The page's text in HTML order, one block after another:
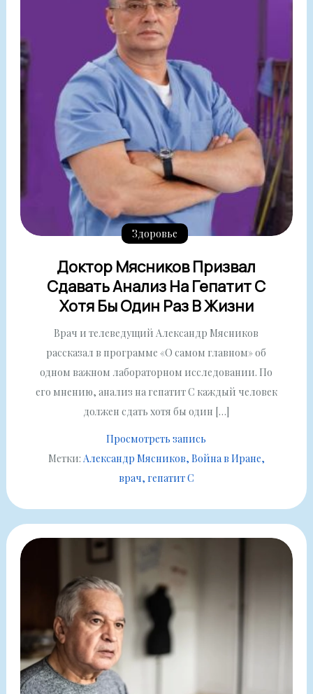
Здоровье
Доктор Мясников Призвал
Сдавать Анализ На Гепатит С
Хотя Бы Один Раз В Жизни
Врач и телеведущий Александр Мясников
рассказал в программе «О самом главном» об
одном важном лабораторном исследовании. По
его мнению, анализ на гепатит С каждый человек
должен сдать хотя бы один […]
Просмотреть запись
Метки: Александр Мясников Война в Иране
врач гепатит С